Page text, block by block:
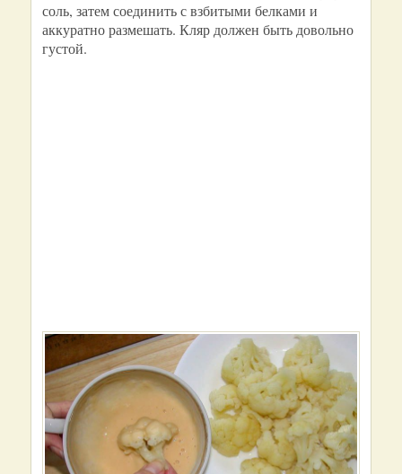
соль, затем соединить с взбитыми белками и
аккуратно размешать. Кляр должен быть довольно
густой.